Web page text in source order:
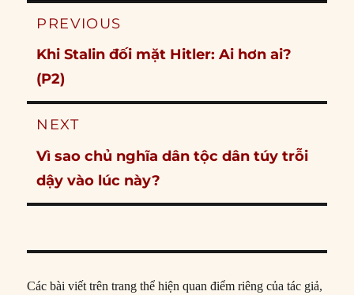
Post
PREVIOUS
Previous
post:
Khi Stalin đối mặt Hitler: Ai hơn ai?
(P2)
NEXT
Next
post:
Vì sao chủ nghĩa dân tộc dân túy trỗi
dậy vào lúc này?
Các bài viết trên trang thể hiện quan điểm riêng của tác giả,